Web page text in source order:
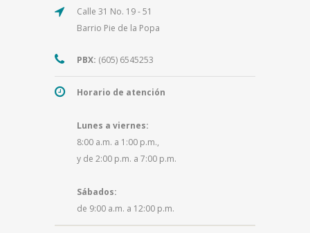
Calle 31 No. 19 - 51
Barrio Pie de la Popa
PBX: (605) 6545253
Horario de atención
Lunes a viernes:
8:00 a.m. a 1:00 p.m.,
y de 2:00 p.m. a 7:00 p.m.
Sábados:
de 9:00 a.m. a 12:00 p.m.